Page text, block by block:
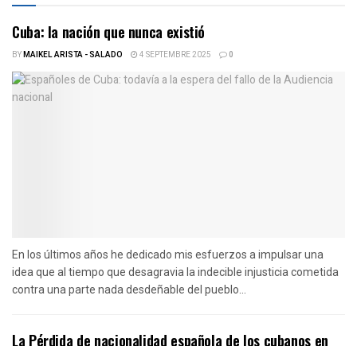
Cuba: la nación que nunca existió
BYMAIKEL ARISTA - SALADO 4 SEPTEMBRE 2025 0
En los últimos años he dedicado mis esfuerzos a impulsar una
idea que al tiempo que desagravia la indecible injusticia cometida
contra una parte nada desdeñable del pueblo...
La Pérdida de nacionalidad española de los cubanos en